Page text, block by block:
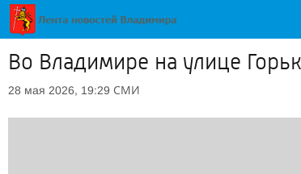
Во Владимире на улице
28 мая 2026, 19:29 СМИ